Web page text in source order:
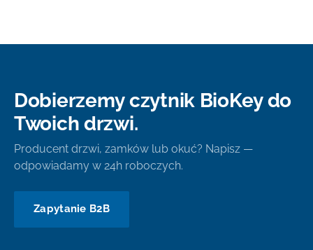
Dobierzemy czytnik BioKey do
Twoich drzwi.
Producent drzwi, zamków lub okuć? Napisz —
odpowiadamy w 24h roboczych.
Zapytanie B2B